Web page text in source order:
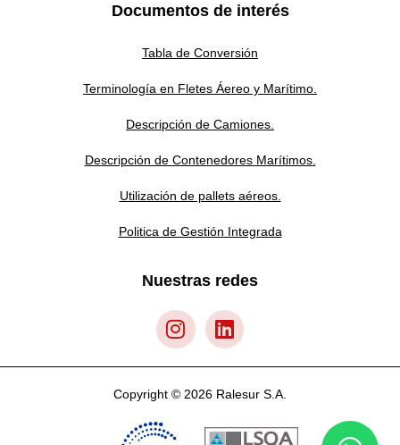
Documentos de interés
Tabla de Conversión
Terminología en Fletes Áereo y Marítimo.
Descripción de Camiones.
Descripción de Contenedores Marítimos.
Utilización de pallets aéreos.
Politica de Gestión Integrada
Nuestras redes
Copyright © 2026 Ralesur S.A.